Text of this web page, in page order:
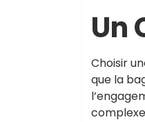
Un
Choisir
que la